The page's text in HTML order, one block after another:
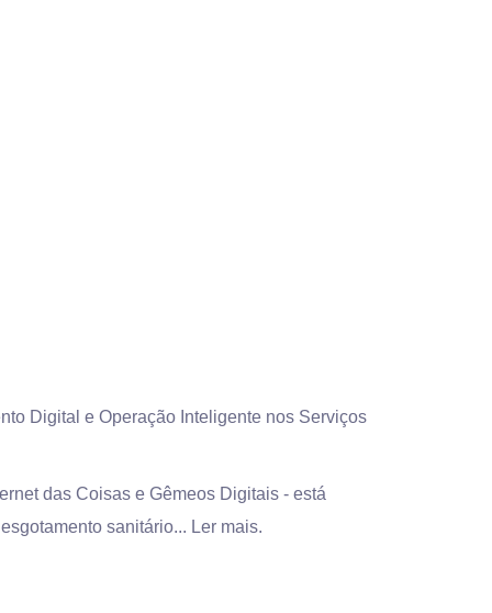
Digital e Operação Inteligente nos Serviços
das Coisas e Gêmeos Digitais - está
sanitário... Ler mais.